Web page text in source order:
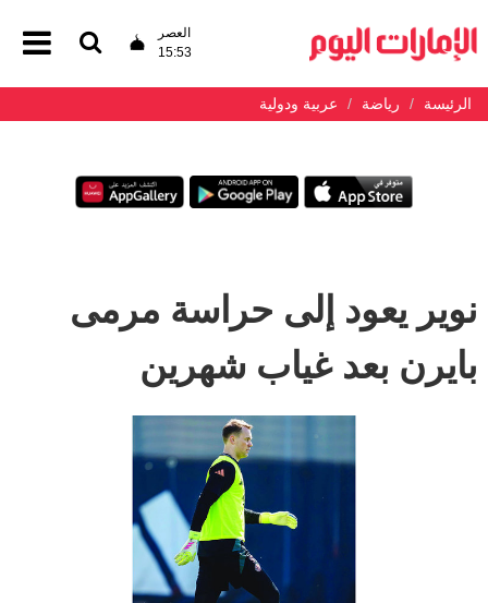
العصر
15:53
الرئيسة رياضة عربية ودولية
نوير يعود إلى حراسة مرمى
بايرن بعد غياب شهرين